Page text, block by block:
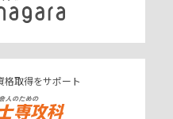
格取得をサポート